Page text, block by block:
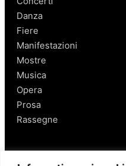
Danza
Fiere
Manifestazioni
Mostre
Musica
Opera
Prosa
Rassegne
Salerno